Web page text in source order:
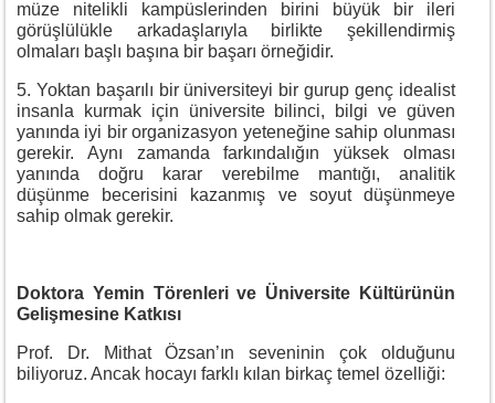
müze nitelikli kampüslerinden birini büyük bir ileri
görüşlülükle arkadaşlarıyla birlikte şekillendirmiş
olmaları başlı başına bir başarı örneğidir.
5. Yoktan başarılı bir üniversiteyi bir gurup genç idealist
insanla kurmak için üniversite bilinci, bilgi ve güven
yanında iyi bir organizasyon yeteneğine sahip olunması
gerekir. Aynı zamanda farkındalığın yüksek olması
yanında doğru karar verebilme mantığı, analitik
düşünme becerisini kazanmış ve soyut düşünmeye
sahip olmak gerekir.
Doktora Yemin Törenleri ve Üniversite Kültürünün
Gelişmesine Katkısı
Prof. Dr. Mithat Özsan’ın seveninin çok olduğunu
biliyoruz. Ancak hocayı farklı kılan birkaç temel özelliği: